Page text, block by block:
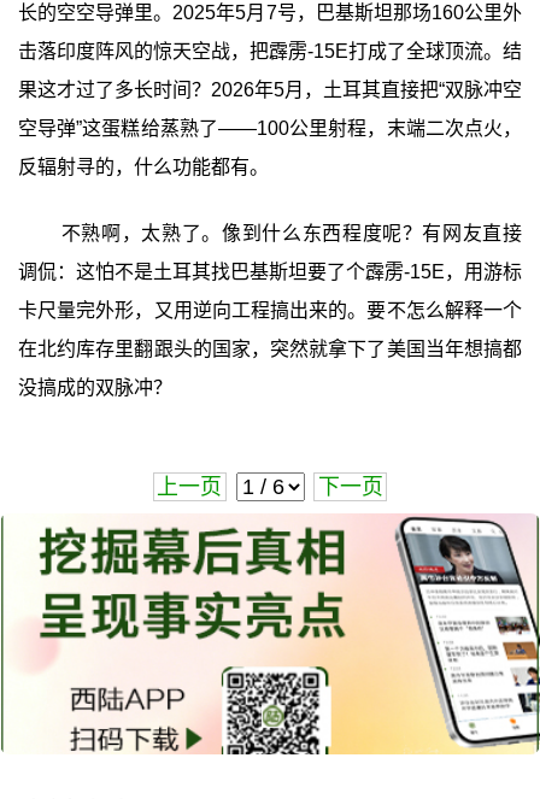
长的空空导弹里。2025年5月7号，巴基斯坦那场160公里外
击落印度阵风的惊天空战，把霹雳-15E打成了全球顶流。结
果这才过了多长时间？2026年5月，土耳其直接把“双脉冲空
空导弹”这蛋糕给蒸熟了——100公里射程，末端二次点火，
反辐射寻的，什么功能都有。
不熟啊，太熟了。像到什么东西程度呢？有网友直接
调侃：这怕不是土耳其找巴基斯坦要了个霹雳-15E，用游标
卡尺量完外形，又用逆向工程搞出来的。要不怎么解释一个
在北约库存里翻跟头的国家，突然就拿下了美国当年想搞都
没搞成的双脉冲？
上一页 下一页